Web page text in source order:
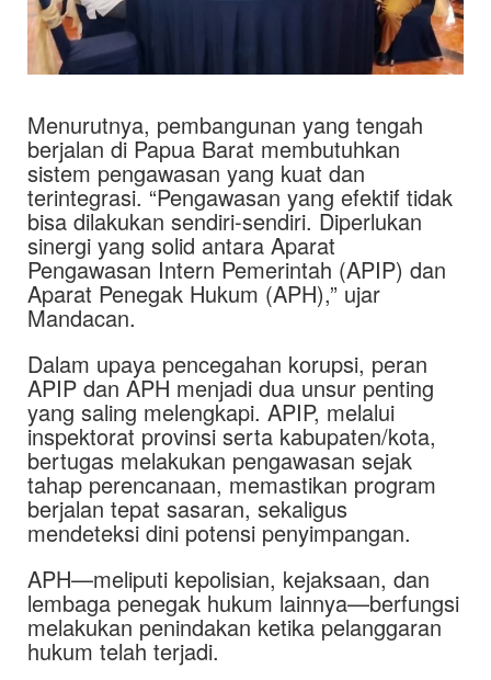
Menurutnya, pembangunan yang tengah
berjalan di Papua Barat membutuhkan
sistem pengawasan yang kuat dan
terintegrasi. “Pengawasan yang efektif tidak
bisa dilakukan sendiri-sendiri. Diperlukan
sinergi yang solid antara Aparat
Pengawasan Intern Pemerintah (APIP) dan
Aparat Penegak Hukum (APH),” ujar
Mandacan.
Dalam upaya pencegahan korupsi, peran
APIP dan APH menjadi dua unsur penting
yang saling melengkapi. APIP, melalui
inspektorat provinsi serta kabupaten/kota,
bertugas melakukan pengawasan sejak
tahap perencanaan, memastikan program
berjalan tepat sasaran, sekaligus
mendeteksi dini potensi penyimpangan.
APH—meliputi kepolisian, kejaksaan, dan
lembaga penegak hukum lainnya—berfungsi
melakukan penindakan ketika pelanggaran
hukum telah terjadi.